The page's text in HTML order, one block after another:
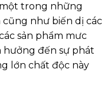
trong những
cũng như biến dị các
sản phẩm mưc
hưởng đến sự phát
lớn chất độc này